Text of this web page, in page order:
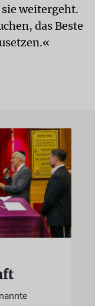
weitergeht.
das Beste